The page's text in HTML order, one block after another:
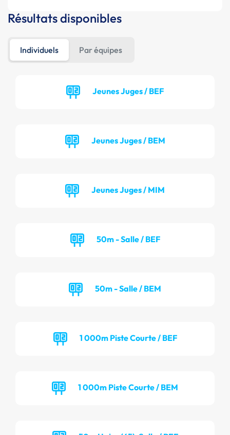
Résultats disponibles
Individuels Par équipes
Jeunes Juges / BEF
Jeunes Juges / BEM
Jeunes Juges / MIM
50m - Salle / BEF
50m - Salle / BEM
1 000m Piste Courte / BEF
1 000m Piste Courte / BEM